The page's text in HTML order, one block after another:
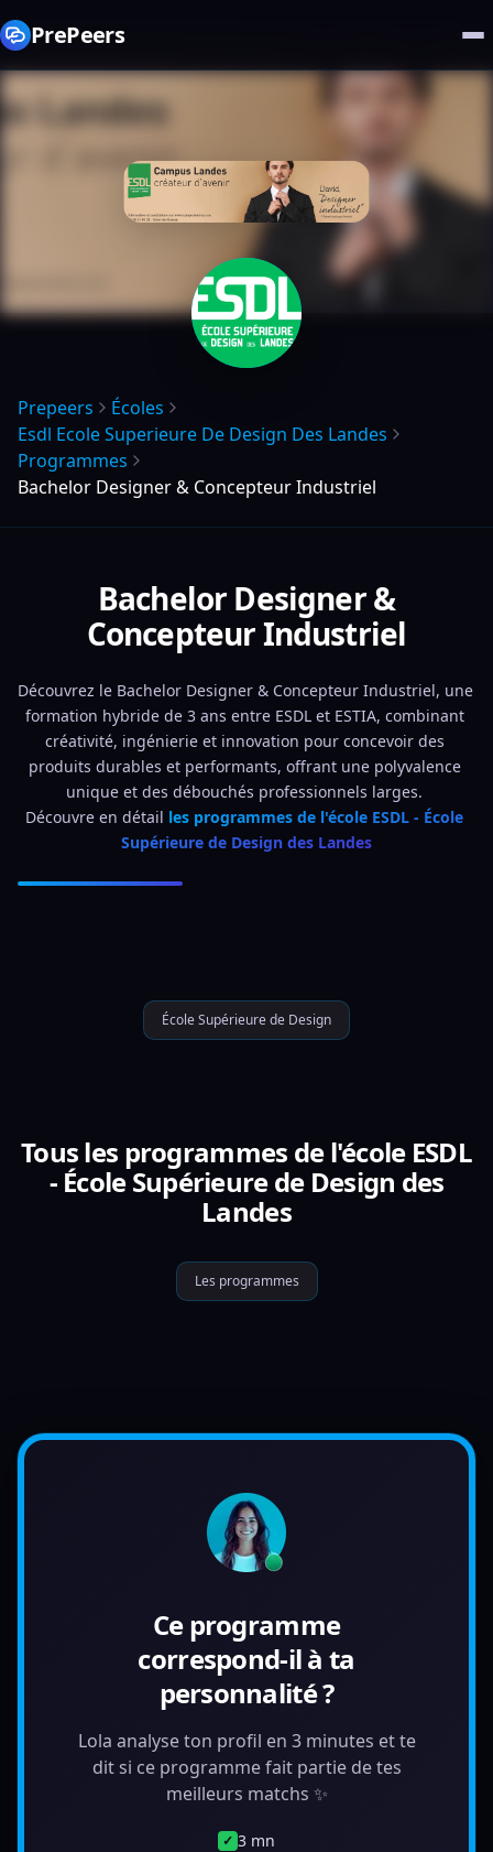
PrePeers
Prepeers
Écoles
Esdl Ecole Superieure De Design Des Landes
Programmes
Bachelor Designer & Concepteur Industriel
Bachelor Designer &
Concepteur Industriel
Découvrez le Bachelor Designer & Concepteur Industriel, une
formation hybride de 3 ans entre ESDL et ESTIA, combinant
créativité, ingénierie et innovation pour concevoir des
produits durables et performants, offrant une polyvalence
unique et des débouchés professionnels larges.
Découvre en détail les programmes de l'école ESDL - École
Supérieure de Design des Landes
École Supérieure de Design
Tous les programmes de l'école ESDL
- École Supérieure de Design des
Landes
Les programmes
Ce programme
correspond-il à ta
personnalité ?
Lola analyse ton profil en 3 minutes et te
dit si ce programme fait partie de tes
meilleurs matchs ✨
✓ 3 mn